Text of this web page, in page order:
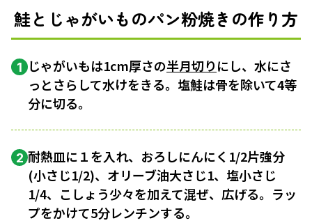
鮭とじゃがいものパン粉焼きの作り方
1 じゃがいもは1cm厚さの半月切りにし、水にさ
っとさらして水けをきる。塩鮭は骨を除いて4等
分に切る。
2 耐熱皿に１を入れ、おろしにんにく1/2片強分
(小さじ1/2)、オリーブ油大さじ1、塩小さじ
1/4、こしょう少々を加えて混ぜ、広げる。ラッ
プをかけて5分レンチンする。